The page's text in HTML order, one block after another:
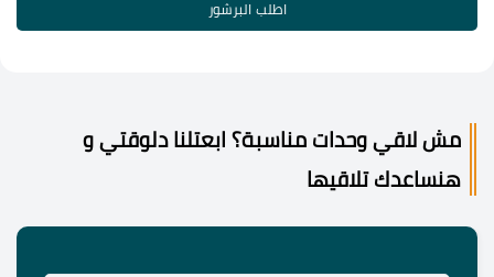
اطلب البرشور
مش لاقي وحدات مناسبة؟ ابعتلنا دلوقتي و
هنساعدك تلاقيها